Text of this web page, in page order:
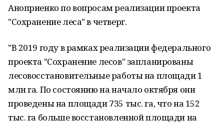
Аноприенко по вопросам реализации проекта
"Сохранение леса" в четверг.
"В 2019 году в рамках реализации федерального
проекта "Сохранение лесов" запланированы
лесовосстановительные работы на площади 1
млн га. По состоянию на начало октября они
проведены на площади 735 тыс. га, что на 152
тыс. га больше восстановленной площади на